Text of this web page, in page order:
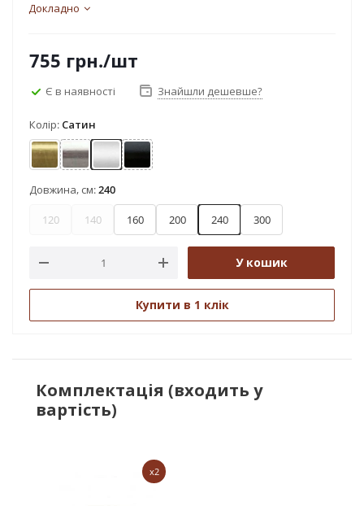
Докладно
755 грн./шт
Є в наявності Знайшли дешевше?
Колір: Сатин
АнтикНержавіюча сталь
Сатин Чорний оксамит
Довжина, см:240
120 140 160 200 240 300
У кошик
Купити в 1 клік
Комплектація (входить у
вартість)
x2